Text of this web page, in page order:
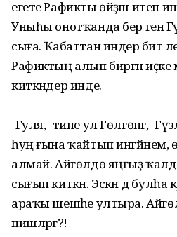
егете Рафикты өйҙәш итеп
Уныһы онотҡанда бер генә
сыға. Ҡабаттан индерә бит
Рафиктың алып биргән
киткәндер инде.
-Гуля,- тине ул Гөлгөнәгә,-
һуң ғына ҡайтып ингәйнем,
алмай. Айгөлдө яңғыҙ
сығып киткән. Эскән дә булһа
араҡы шешәһе ултыра.
нишләргә?!